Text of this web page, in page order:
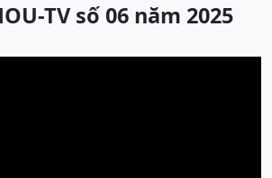
TV số 06 năm 2025